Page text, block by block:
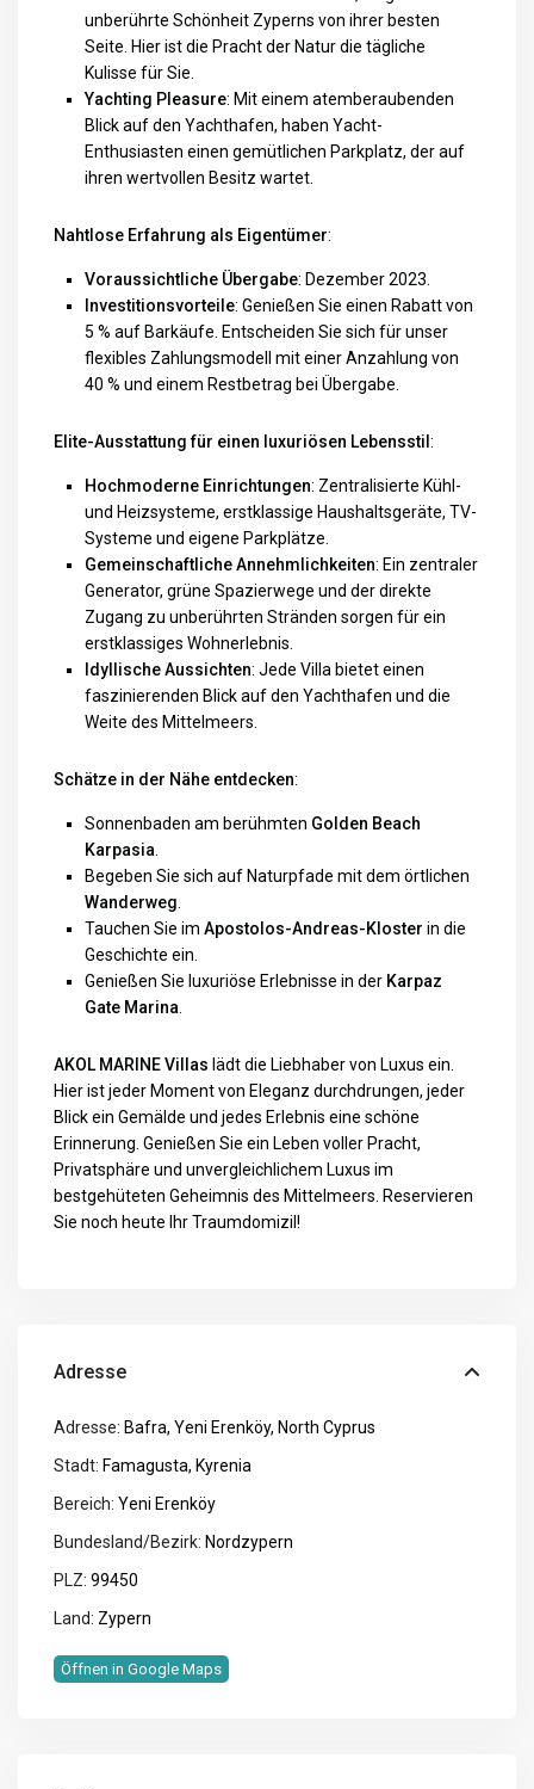
unberührte Schönheit Zyperns von ihrer besten
Seite. Hier ist die Pracht der Natur die tägliche
Kulisse für Sie.
Yachting Pleasure: Mit einem atemberaubenden
Blick auf den Yachthafen, haben Yacht-
Enthusiasten einen gemütlichen Parkplatz, der auf
ihren wertvollen Besitz wartet.
Nahtlose Erfahrung als Eigentümer:
Voraussichtliche Übergabe: Dezember 2023.
Investitionsvorteile: Genießen Sie einen Rabatt von
5 % auf Barkäufe. Entscheiden Sie sich für unser
flexibles Zahlungsmodell mit einer Anzahlung von
40 % und einem Restbetrag bei Übergabe.
Elite-Ausstattung für einen luxuriösen Lebensstil:
Hochmoderne Einrichtungen: Zentralisierte Kühl-
und Heizsysteme, erstklassige Haushaltsgeräte, TV-
Systeme und eigene Parkplätze.
Gemeinschaftliche Annehmlichkeiten: Ein zentraler
Generator, grüne Spazierwege und der direkte
Zugang zu unberührten Stränden sorgen für ein
erstklassiges Wohnerlebnis.
Idyllische Aussichten: Jede Villa bietet einen
faszinierenden Blick auf den Yachthafen und die
Weite des Mittelmeers.
Schätze in der Nähe entdecken:
Sonnenbaden am berühmten Golden Beach
Karpasia
Begeben Sie sich auf Naturpfade mit dem örtlichen
Wanderweg
Tauchen Sie imApostolos-Andreas-Kloster in die
Geschichte ein.
Genießen Sie luxuriöse Erlebnisse in der Karpaz
Gate Marina
AKOL MARINE Villas lädt die Liebhaber von Luxus ein.
Hier ist jeder Moment von Eleganz durchdrungen, jeder
Blick ein Gemälde und jedes Erlebnis eine schöne
Erinnerung. Genießen Sie ein Leben voller Pracht,
Privatsphäre und unvergleichlichem Luxus im
bestgehüteten Geheimnis des Mittelmeers. Reservieren
Sie noch heute Ihr Traumdomizil!
Adresse
Adresse: Bafra, Yeni Erenköy, North Cyprus
Stadt: Famagusta, Kyrenia
Bereich: Yeni Erenköy
Bundesland/Bezirk: Nordzypern
PLZ: 99450
Land: Zypern
Öffnen in Google Maps